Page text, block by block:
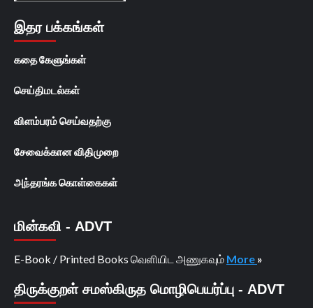
இதர பக்கங்கள்
கதை கேளுங்கள்
செய்திமடல்கள்
விளம்பரம் செய்வதற்கு
சேவைக்கான விதிமுறை
அந்தரங்க கொள்கைகள்
மின்கவி - ADVT
E-Book / Printed Books வெளியிட அணுகவும் More »
திருக்குறள் சமஸ்கிருத மொழிபெயர்ப்பு - ADVT